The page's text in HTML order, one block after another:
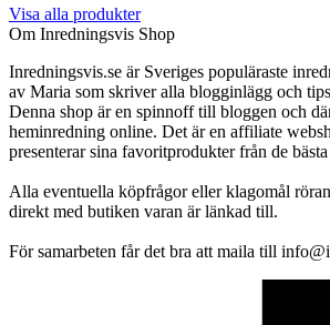
Visa alla produkter
Om Inredningsvis Shop
Inredningsvis.se är Sveriges populäraste
av Maria som skriver alla blogginlägg och
Denna shop är en spinnoff till bloggen och
heminredning online. Det är en affiliate
presenterar sina favoritprodukter från de
Alla eventuella köpfrågor eller klagomål
direkt med butiken varan är länkad till.
För samarbeten får det bra att maila till